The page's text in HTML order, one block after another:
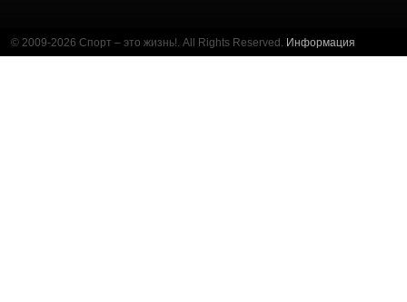
© 2009-2026 Спорт – это жизнь!. All Rights Reserved. Информация